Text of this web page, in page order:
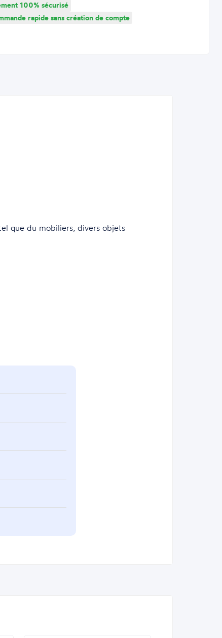
100% sécurisé
rapide sans création de compte
que du mobiliers, divers objets